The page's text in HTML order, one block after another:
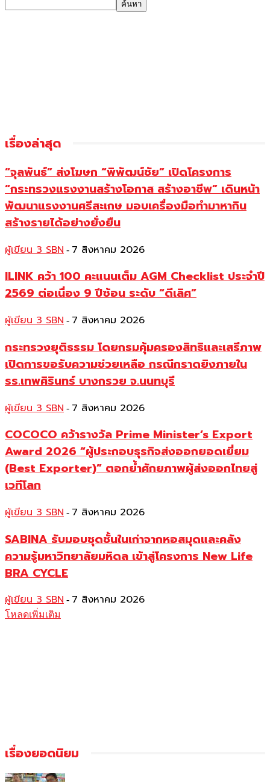
เรื่องล่าสุด
“จุลพันธ์” ส่งโฆษก “พิพัฒน์ชัย” เปิดโครงการ
“กระทรวงแรงงานสร้างโอกาส สร้างอาชีพ” เดินหน้า
พัฒนาแรงงานศรีสะเกษ มอบเครื่องมือทำมาหากิน
สร้างรายได้อย่างยั่งยืน
ผู้เขียน 3 SBN - 7 สิงหาคม 2026
ILINK คว้า 100 คะแนนเต็ม AGM Checklist ประจำปี
2569 ต่อเนื่อง 9 ปีซ้อน ระดับ “ดีเลิศ”
ผู้เขียน 3 SBN - 7 สิงหาคม 2026
กระทรวงยุติธรรม โดยกรมคุ้มครองสิทธิและเสรีภาพ
เปิดการขอรับความช่วยเหลือ กรณีกราดยิงภายใน
รร.เทพศิรินทร์ บางกรวย จ.นนทบุรี
ผู้เขียน 3 SBN - 7 สิงหาคม 2026
COCOCO คว้ารางวัล Prime Minister’s Export
Award 2026 “ผู้ประกอบธุรกิจส่งออกยอดเยี่ยม
(Best Exporter)” ตอกย้ำศักยภาพผู้ส่งออกไทยสู่
เวทีโลก
ผู้เขียน 3 SBN - 7 สิงหาคม 2026
SABINA รับมอบชุดชั้นในเก่าจากหอสมุดและคลัง
ความรู้มหาวิทยาลัยมหิดล เข้าสู่โครงการ New Life
BRA CYCLE
ผู้เขียน 3 SBN - 7 สิงหาคม 2026
โหลดเพิ่มเติม
เรื่องยอดนิยม